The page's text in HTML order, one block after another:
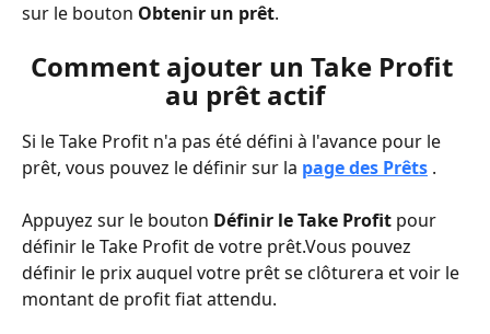
sur le bouton Obtenir un prêt.
Comment ajouter un Take Profit
au prêt actif
Si le Take Profit n'a pas été défini à l'avance pour le
prêt, vous pouvez le définir sur la page des Prêts .
Appuyez sur le bouton Définir le Take Profit pour
définir le Take Profit de votre prêt.Vous pouvez
définir le prix auquel votre prêt se clôturera et voir le
montant de profit fiat attendu.